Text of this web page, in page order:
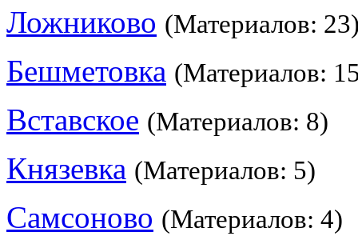
Ложниково (Материалов:
Бешметовка (Материалов:
Вставское (Материалов: 8)
Князевка (Материалов: 5)
Самсоново (Материалов: 4)